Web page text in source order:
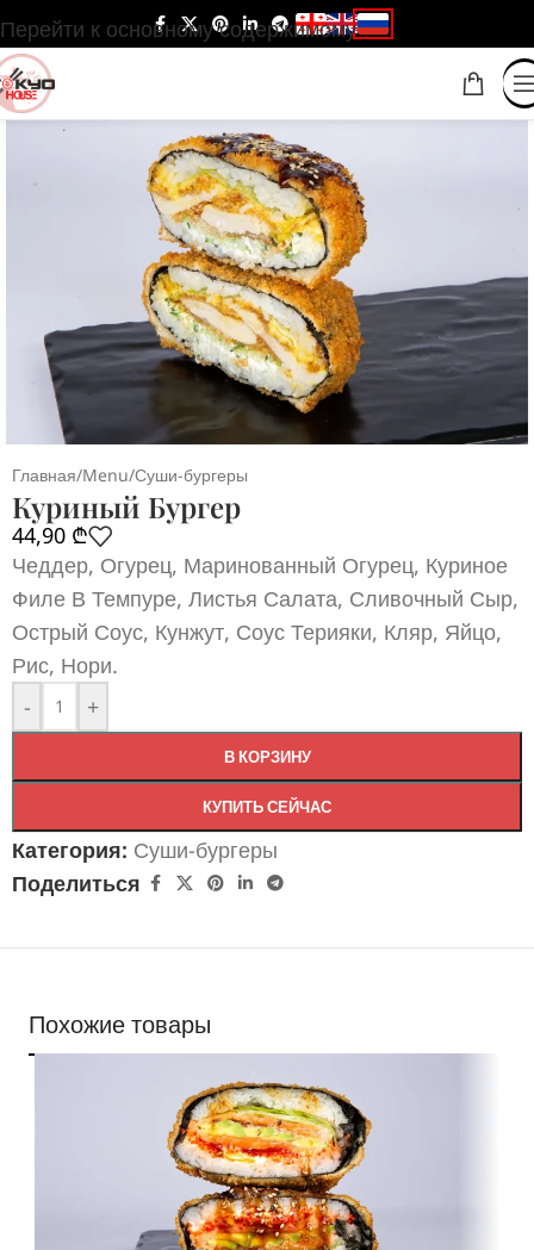
Перейти к основному содержимому
Главная/Menu/Суши-бургеры
Куриный Бургер
44,90 ₾
Чеддер, Огурец, Маринованный Огурец, Куриное
Филе В Темпуре, Листья Салата, Сливочный Сыр,
Острый Соус, Кунжут, Соус Терияки, Кляр, Яйцо,
Рис, Нори.
-
+
В КОРЗИНУ
КУПИТЬ СЕЙЧАС
Категория: Суши-бургеры
Поделиться
Похожие товары